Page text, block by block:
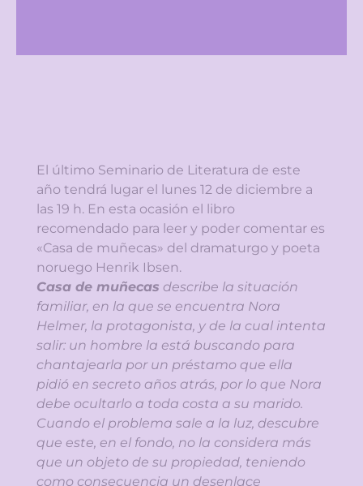
El último Seminario de Literatura de este
año tendrá lugar el lunes 12 de diciembre a
las 19 h. En esta ocasión el libro
recomendado para leer y poder comentar es
«Casa de muñecas» del dramaturgo y poeta
noruego Henrik Ibsen.
Casa de muñecas describe la situación
familiar, en la que se encuentra Nora
Helmer, la protagonista, y de la cual intenta
salir: un hombre la está buscando para
chantajearla por un préstamo que ella
pidió en secreto años atrás, por lo que Nora
debe ocultarlo a toda costa a su marido.
Cuando el problema sale a la luz, descubre
que este, en el fondo, no la considera más
que un objeto de su propiedad, teniendo
como consecuencia un desenlace